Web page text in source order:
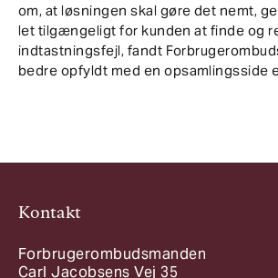
om, at løsningen skal gøre det nemt,
let tilgængeligt for kunden at finde og
indtastningsfejl, fandt
bedre opfyldt med en opsamlingsside
Kontakt
Forbrugerombudsmanden
Carl Jacobsens Vej 35